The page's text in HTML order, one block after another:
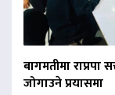
बागमतीमा राप्रपा
जोगाउने प्रयासमा